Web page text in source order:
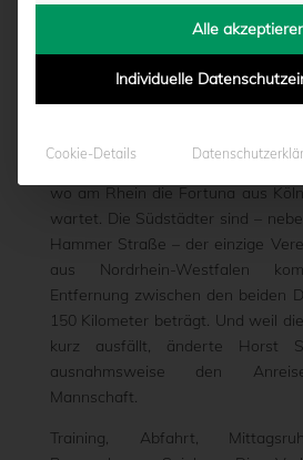
vonMoritz Schwegmann|
Preußen 06 e.V. Münster sein
wo am Rhein die Fortuna aus
wartet. Die Südstädter sind –
Hammer Straße – der einzige
aus Nordrhein-Westfalen
Entfernung zwischen den beiden
150 Kilometer beträgt. Und weil
kurz ausfällt, änderte Horst
ausnahmsweise den
Mannschaft.
Training, Abfahrt,
Alle
Individuelle
Cookie-Details